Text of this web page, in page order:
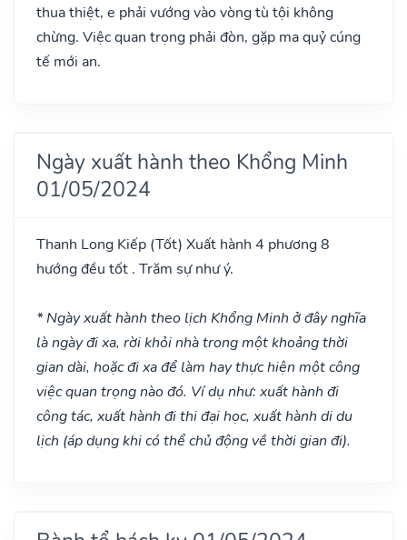
thua thiệt, e phải vướng vào vòng tù tội không
chừng. Việc quan trọng phải đòn, gặp ma quỷ cúng
tế mới an.
Ngày xuất hành theo Khổng Minh
01/05/2024
Thanh Long Kiếp (Tốt) Xuất hành 4 phương 8
hướng đều tốt . Trăm sự như ý.
* Ngày xuất hành theo lịch Khổng Minh ở đây nghĩa
là ngày đi xa, rời khỏi nhà trong một khoảng thời
gian dài, hoặc đi xa để làm hay thực hiện một công
việc quan trọng nào đó. Ví dụ như: xuất hành đi
công tác, xuất hành đi thi đại học, xuất hành di du
lịch (áp dụng khi có thể chủ động về thời gian đi).